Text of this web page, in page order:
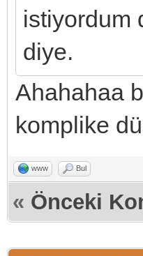
istiyordum
diye.
Ahahahaa
komplike
www Bul
« Önceki